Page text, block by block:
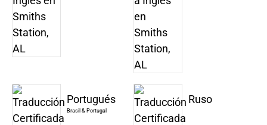
Portugués
Brasil & Portugal
Ruso